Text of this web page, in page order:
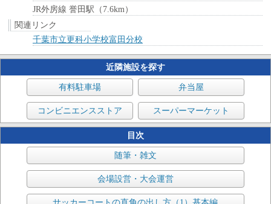
JR外房線 誉田駅（7.6km）
関連リンク
千葉市立更科小学校富田分校
近隣施設を探す
有料駐車場 弁当屋
コンビニエンスストア スーパーマーケット
目次
随筆・雑文
会場設営・大会運営